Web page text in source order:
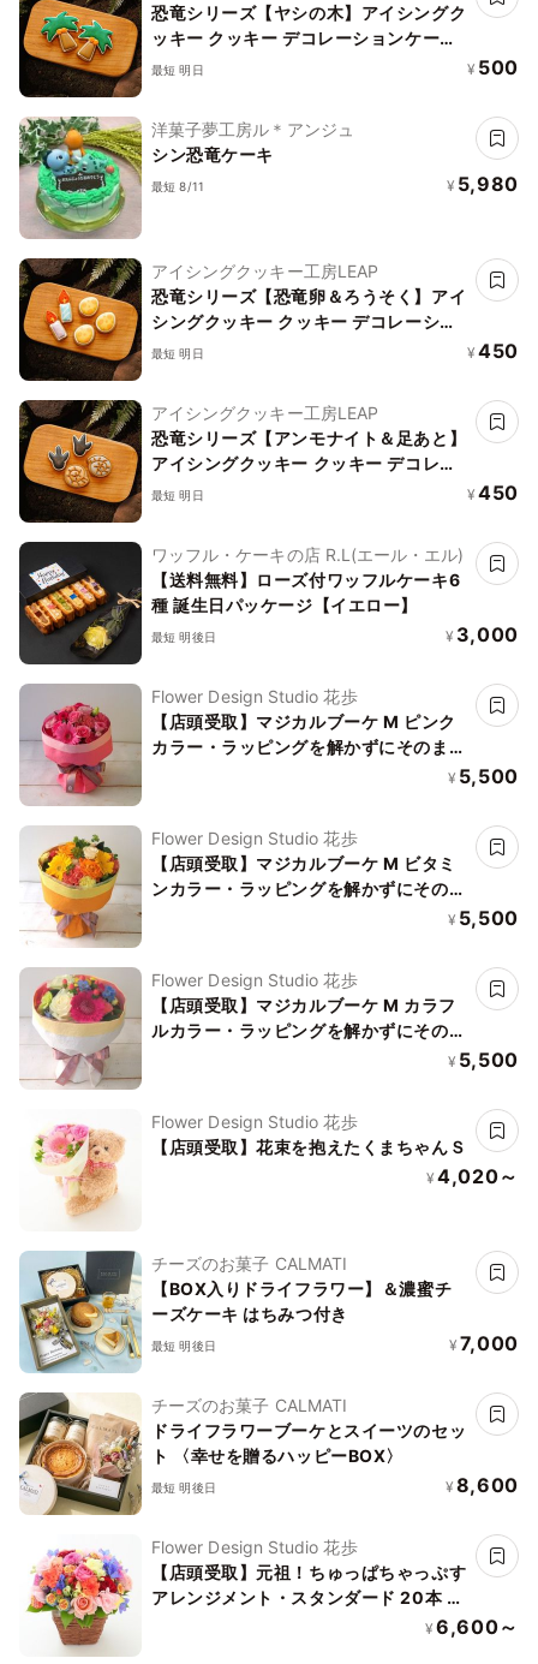
恐竜シリーズ【ヤシの木】アイシングク
ッキー クッキー デコレーションケーキ
オリジナルケーキ 誕生日
最短 明日 ¥ 500
洋菓子夢工房ル＊アンジュ
シン恐竜ケーキ
最短 8/11 ¥ 5,980
アイシングクッキー工房LEAP
恐竜シリーズ【恐竜卵＆ろうそく】アイ
シングクッキー クッキー デコレーショ
ンケーキ オリジナルケーキ 誕生日
最短 明日 ¥ 450
アイシングクッキー工房LEAP
恐竜シリーズ【アンモナイト＆足あと】
アイシングクッキー クッキー デコレー
ションケーキ オリジナルケーキ 誕生日
最短 明日 ¥ 450
ワッフル・ケーキの店 R.L(エール・エル)
【送料無料】ローズ付ワッフルケーキ6
種 誕生日パッケージ【イエロー】
最短 明後日 ¥ 3,000
Flower Design Studio 花歩
【店頭受取】マジカルブーケ M ピンク
カラー・ラッピングを解かずにそのまま
¥ 5,500
Flower Design Studio 花歩
【店頭受取】マジカルブーケ M ビタミ
ンカラー・ラッピングを解かずにそのま
ま飾れる不思議な花束・誕生日などお祝
¥ 5,500
Flower Design Studio 花歩
【店頭受取】マジカルブーケ M カラフ
ルカラー・ラッピングを解かずにそのま
ま飾れる不思議な花束・誕生日などお祝
¥ 5,500
Flower Design Studio 花歩
【店頭受取】花束を抱えたくまちゃんＳ
¥ 4,020～
チーズのお菓子 CALMATI
【BOX入りドライフラワー】＆濃蜜チ
ーズケーキ はちみつ付き
最短 明後日 ¥ 7,000
チーズのお菓子 CALMATI
ドライフラワーブーケとスイーツのセッ
ト 〈幸せを贈るハッピーBOX〉
最短 明後日 ¥ 8,600
Flower Design Studio 花歩
【店頭受取】元祖！ちゅっぱちゃっぷす
アレンジメント・スタンダード 20本 推
¥ 6,600～